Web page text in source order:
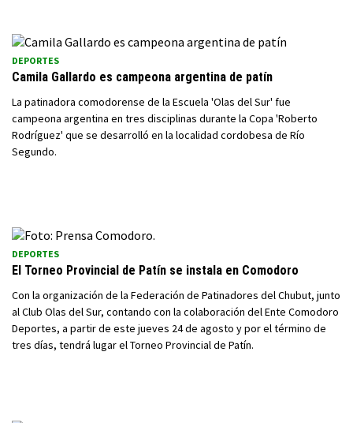
DEPORTES
Camila Gallardo es campeona argentina de patín
La patinadora comodorense de la Escuela 'Olas del Sur' fue
campeona argentina en tres disciplinas durante la Copa 'Roberto
Rodríguez' que se desarrolló en la localidad cordobesa de Río
Segundo.
DEPORTES
El Torneo Provincial de Patín se instala en Comodoro
Con la organización de la Federación de Patinadores del Chubut, junto
al Club Olas del Sur, contando con la colaboración del Ente Comodoro
Deportes, a partir de este jueves 24 de agosto y por el término de
tres días, tendrá lugar el Torneo Provincial de Patín.